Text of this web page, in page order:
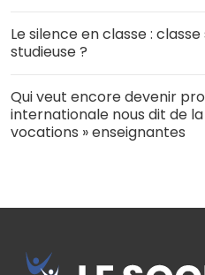
Le silence en classe :
studieuse ?
Qui veut encore devenir
internationale nous dit de la
vocations » enseignantes